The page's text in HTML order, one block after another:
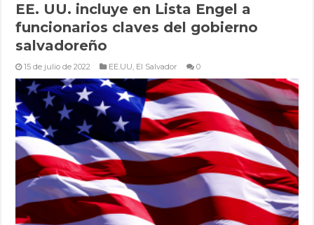
EE. UU. incluye en Lista Engel a
funcionarios claves del gobierno
salvadoreño
15 de julio de 2022 EE.UU, El Salvador 0